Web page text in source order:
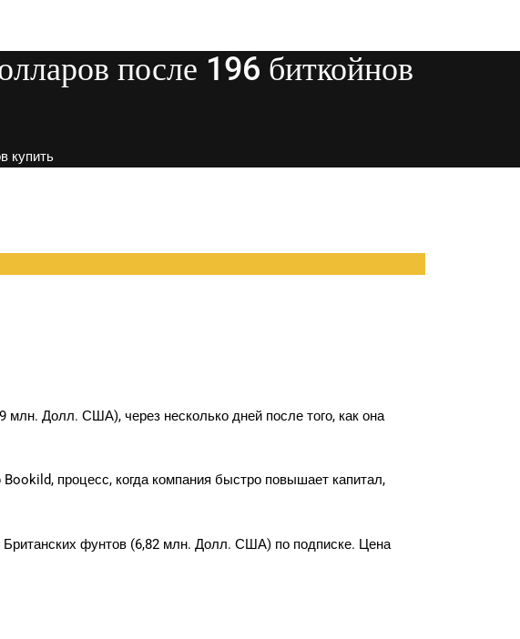
после 196 биткойнов
купить
млн. Долл. США), через несколько дней после того, как она
процесс, когда компания быстро повышает капитал,
фунтов (6,82 млн. Долл. США) по подписке. Цена